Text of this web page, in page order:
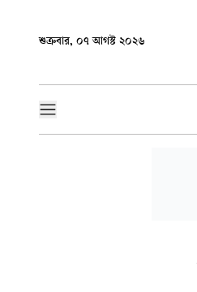
শুক্রবার, ০৭ আগস্ট ২০২৬